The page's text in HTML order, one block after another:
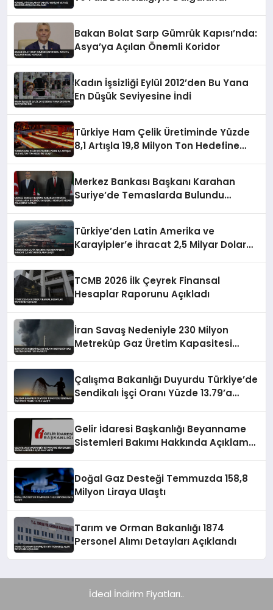
Bakan Bolat Sarp Gümrük Kapısı’nda:
Asya’ya Açılan Önemli Koridor
Kadın İşsizliği Eylül 2012’den Bu Yana
En Düşük Seviyesine İndi
Türkiye Ham Çelik Üretiminde Yüzde
8,1 Artışla 19,8 Milyon Ton Hedefine
Merkez Bankası Başkanı Karahan
Suriye’de Temaslarda Bulundu
Türkiye’den Latin Amerika ve
Karayipler’e İhracat 2,5 Milyar Dolara
TCMB 2026 İlk Çeyrek Finansal
Hesaplar Raporunu Açıkladı
İran Savaş Nedeniyle 230 Milyon
Metreküp Gaz Üretim Kapasitesi
Çalışma Bakanlığı Duyurdu Türkiye’de
Sendikalı İşçi Oranı Yüzde 13.79’a
Gelir İdaresi Başkanlığı Beyanname
Sistemleri Bakımı Hakkında Açıklama
Doğal Gaz Desteği Temmuzda 158,8
Milyon Liraya Ulaştı
Tarım ve Orman Bakanlığı 1874
Personel Alımı Detayları Açıklandı
İdeal İndirim Fiyatları..